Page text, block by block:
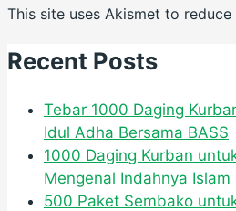
This site uses Akismet to reduce
Recent Posts
Tebar 1000 Daging
Idul Adha Bersama BASS
1000 Daging Kurban
Mengenal Indahnya Islam
500 Paket Sembako